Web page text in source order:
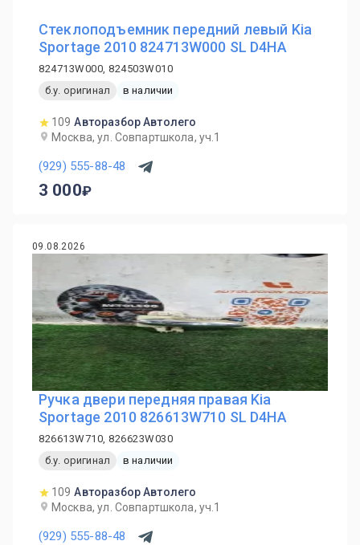
Стеклоподъемник передний левый Kia
Sportage 2010 824713W000 SL D4HA
824713W000, 824503W010
б.у. оригинал
в наличии
109 Авторазбор Автолего
Москва, ул. Совпартшкола, уч.1
(929) 555-88-48
3 000
09.08.2026
Ручка двери передняя правая Kia
Sportage 2010 826613W710 SL D4HA
826613W710, 826623W030
б.у. оригинал
в наличии
109 Авторазбор Автолего
Москва, ул. Совпартшкола, уч.1
(929) 555-88-48